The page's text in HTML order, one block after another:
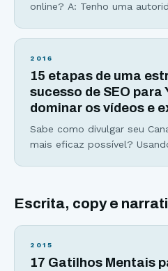
online? A: Tenho uma
ou o que faço C: Minha
2016
15 etapas de uma
sucesso de SEO para
dominar os vídeos e
Sabe como divulgar seu
mais eficaz possível?
boa edição, sinto dizer,
Escrita, copy e
2015
17 Gatilhos Mentais